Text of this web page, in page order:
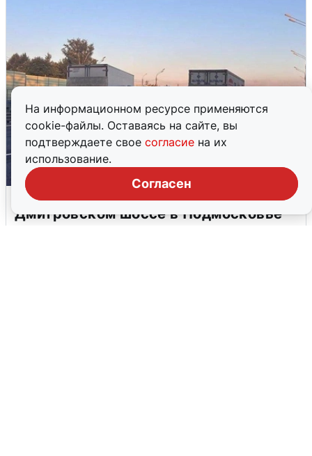
На информационном ресурсе применяются
cookie-файлы. Оставаясь на сайте, вы
подтверждаете свое согласие на их
использование.
Согласен
Пять машин столкнулись на
Дмитровском шоссе в Подмосковье